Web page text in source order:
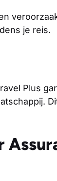
je reis.
Plus